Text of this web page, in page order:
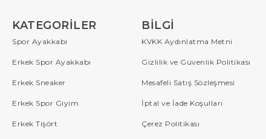
KATEGORILER
Spor Ayakkabı
Erkek Spor Ayakkabı
Erkek Sneaker
Erkek Spor Giyim
Erkek Tişört
BILGI
KVKK Aydınlatma Metni
Gizlilik ve Güvenlik Politikası
Mesafeli Satış Sözleşmesi
İptal ve İade Koşulları
Çerez Politikası